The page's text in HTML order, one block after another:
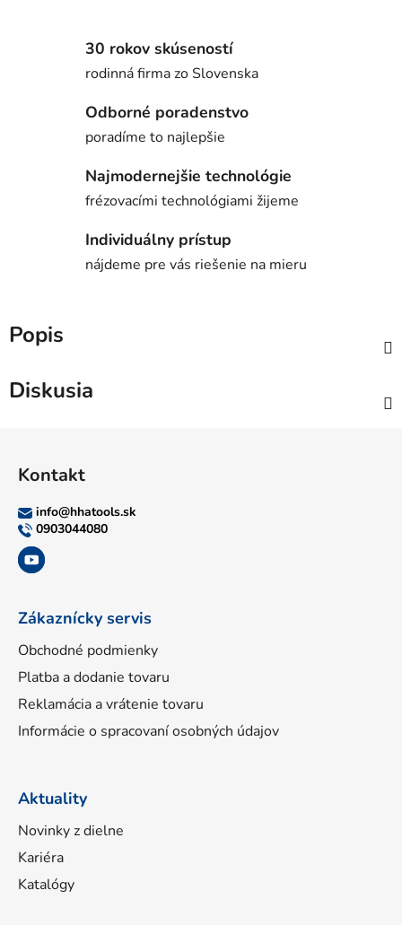
30 rokov skúseností
rodinná firma zo Slovenska
Odborné poradenstvo
poradíme to najlepšie
Najmodernejšie technológie
frézovacími technológiami žijeme
Individuálny prístup
nájdeme pre vás riešenie na mieru
Popis
Diskusia
Kontakt
info@hhatools.sk
0903044080
Zákaznícky servis
Obchodné podmienky
Platba a dodanie tovaru
Reklamácia a vrátenie tovaru
Informácie o spracovaní osobných údajov
Aktuality
Novinky z dielne
Kariéra
Katalógy